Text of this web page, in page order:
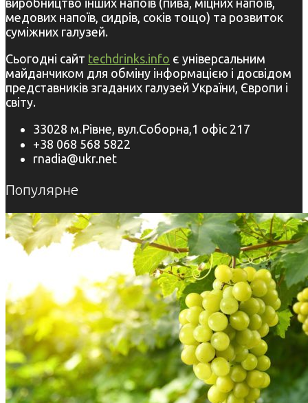
медових напоїв, сидрів, соків тощо) та розвиток
суміжних галузей.
Сьогодні сайт techdrinks.info є універсальним
майданчиком для обміну інформацією і досвідом
представників згаданих галузей України, Європи і
світу.
33028 м.Рівне, вул.Соборна,1 офіс 217
+38 068 568 5822
rnadia@ukr.net
Популярне